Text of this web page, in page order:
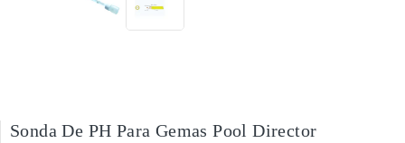
Sonda De PH Para Gemas Pool Director